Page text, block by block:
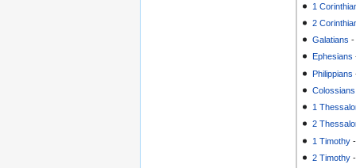
1
2
Galatians
Ephesians
Philippians
Colossians
1
2
1 Timothy
2 Timothy